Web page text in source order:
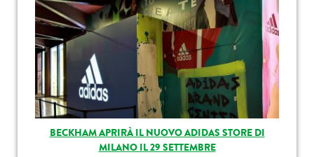
BECKHAM APRIRÀ IL NUOVO ADIDAS STORE DI
MILANO IL 29 SETTEMBRE